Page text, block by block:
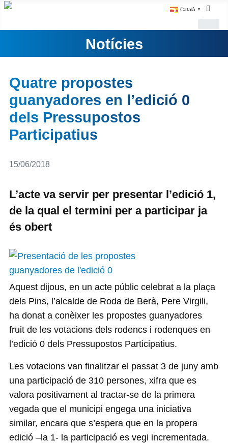
Català ▼
Notícies
Quatre propostes
guanyadores en l’edició 0
dels Pressupostos
Participatius
Detalls
15/06/2018
L’acte va servir per presentar l’edició 1,
de la qual el termini per a participar ja
és obert
Aquest dijous, en un acte públic celebrat a la plaça
dels Pins, l’alcalde de Roda de Berà, Pere Virgili,
ha donat a conèixer les propostes guanyadores
fruit de les votacions dels rodencs i rodenques en
l’edició 0 dels Pressupostos Participatius.
Les votacions van finalitzar el passat 3 de juny amb
una participació de 310 persones, xifra que es
valora positivament al tractar-se de la primera
vegada que el municipi engega una iniciativa
similar, encara que s’espera que en la propera
edició –la 1- la participació es vegi incrementada.